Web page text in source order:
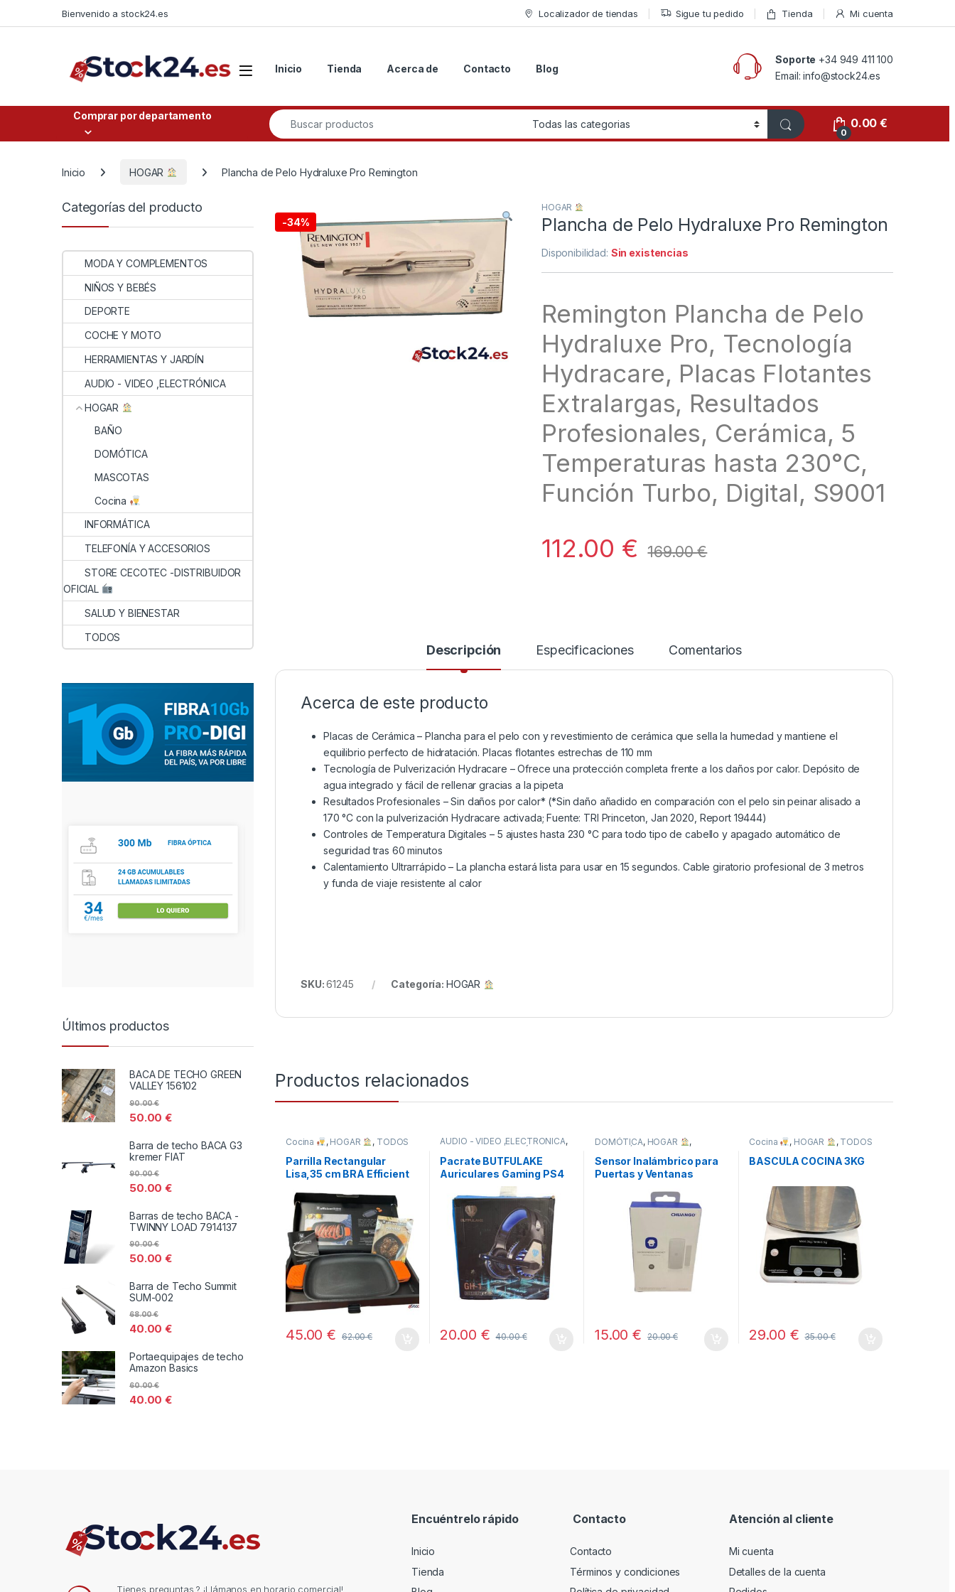
Bienvenido a stock24.es Localizador de tiendas Sigue tu pedido Tienda Mi cuenta
Open Inicio Tienda Acerca de Contacto Blog
Soporte +34 949 411 100
Email: info@stock24.es
Comprar por departamento Buscar por:
0
0.00€
Inicio HOGAR Plancha de Pelo Hydraluxe Pro Remington
-34%
HOGAR
Plancha de Pelo Hydraluxe Pro Remington
Disponibilidad: Sin existencias
Remington Plancha de Pelo
Hydraluxe Pro, Tecnología
Hydracare, Placas Flotantes
Extralargas, Resultados
Profesionales, Cerámica, 5
Temperaturas hasta 230°C,
Función Turbo, Digital, S9001
112.00 € 169.00€
Descripción Especificaciones Comentarios
Acerca de este producto
Placas de Cerámica – Plancha para el pelo con y revestimiento de cerámica que sella la humedad y mantiene el
equilibrio perfecto de hidratación. Placas flotantes estrechas de 110 mm
Tecnología de Pulverización Hydracare – Ofrece una protección completa frente a los daños por calor. Depósito de
agua integrado y fácil de rellenar gracias a la pipeta
Resultados Profesionales – Sin daños por calor* (*Sin daño añadido en comparación con el pelo sin peinar alisado a
170 °C con la pulverización Hydracare activada; Fuente: TRI Princeton, Jan 2020, Report 19444)
Controles de Temperatura Digitales – 5 ajustes hasta 230 °C para todo tipo de cabello y apagado automático de
seguridad tras 60 minutos
Calentamiento Ultrarrápido – La plancha estará lista para usar en 15 segundos. Cable giratorio profesional de 3 metros
y funda de viaje resistente al calor
SKU:61245 Categoría: HOGAR
Productos relacionados
Cocina , HOGAR , TODOS
Parrilla Rectangular
Lisa,35 cm BRA Efficient
45.00€ 62.00€
AUDIO - VIDEO ,ELECTRÓNICA,
ACCESORIOS,TODOS
Pacrate BUTFULAKE
Auriculares Gaming PS4
PS5, Cascos Gaming para
PC
20.00 € 40.00€
DOMÓTICA, HOGAR
,
Sensor Inalámbrico para
Puertas y Ventanas
15.00€ 20.00€
Cocina , HOGAR , TODOS
BASCULA COCINA 3KG
29.00 € 35.00€
Categorías del producto
MODA Y COMPLEMENTOS
NIÑOS Y BEBÉS
DEPORTE
COCHE Y MOTO
HERRAMIENTAS Y JARDÍN
AUDIO - VIDEO ,ELECTRÓNICA
HOGAR
BAÑO
DOMÓTICA
MASCOTAS
Cocina
INFORMÁTICA
TELEFONÍA Y ACCESORIOS
STORE CECOTEC -DISTRIBUIDOR
OFICIAL
SALUD Y BIENESTAR
TODOS
Últimos productos
BACA DE TECHO GREEN
VALLEY 156102
50.00€
90.00€
Barra de techo BACA G3
kremer FIAT
50.00€
90.00€
Barras de techo BACA -
TWINNY LOAD 7914137
50.00€
90.00€
Barra de Techo Summit
SUM-002
40.00€
68.00€
Portaequipajes de techo
Amazon Basics
40.00€
60.00€
Tienes preguntas ? ¡Llámanos en horario comercial!
Encuéntrelo rápido
Inicio
Tienda
Contacto
Contacto
Términos y condiciones
Atención al cliente
Mi cuenta
Detalles de la cuenta